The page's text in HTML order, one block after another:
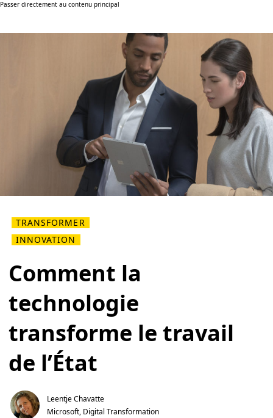
Passer directement au contenu principal
TRANSFORMER
INNOVATION
Comment la
technologie
transforme le travail
de l’État
Leentje Chavatte
Microsoft, Digital Transformation